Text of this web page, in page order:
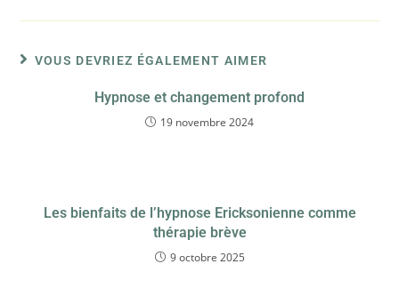
VOUS DEVRIEZ ÉGALEMENT AIMER
Hypnose et changement profond
19 novembre 2024
Les bienfaits de l’hypnose Ericksonienne comme
thérapie brève
9 octobre 2025